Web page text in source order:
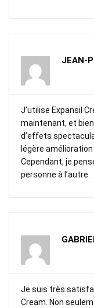
JEAN-
J’utilise Expansil
maintenant, et bien
d’effets
légère
Cependant, je
personne à l’autre.
Je suis très
Cream. Non